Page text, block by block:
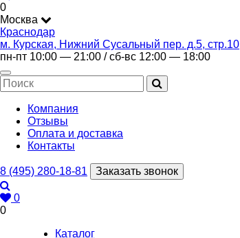
0
Москва
Краснодар
м. Курская, Нижний Сусальный пер. д.5, стр.10
пн-пт 10:00 — 21:00 / сб-вс 12:00 — 18:00
Компания
Отзывы
Оплата и доставка
Контакты
8 (495) 280-18-81 Заказать звонок
0
0
Каталог